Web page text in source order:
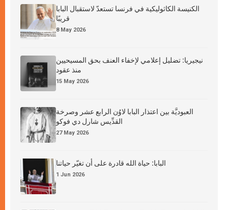
الكنيسة الكاثوليكية في فرنسا تستعدّ لاستقبال البابا
قريبًا
8 May 2026
نيجيريا: تضليل إعلامي لإخفاء العنف بحق المسيحيين
منذ عقود
15 May 2026
العبوديَّة بين اعتذار البابا لاوُن الرابع عشر وصرخة
القدِّيس شارل دي فوكو
27 May 2026
البابا: حياة الله قادرة على أن تغيّر حياتنا
1 Jun 2026